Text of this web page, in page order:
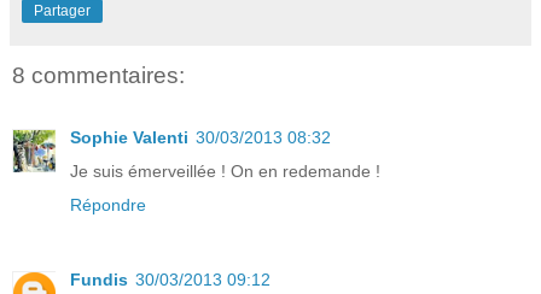
Partager
8 commentaires:
Sophie Valenti 30/03/2013 08:32
Je suis émerveillée ! On en redemande !
Répondre
Fundis 30/03/2013 09:12